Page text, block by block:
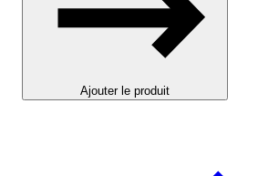
Ajouter le produit